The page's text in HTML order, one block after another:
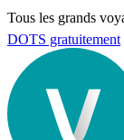
Tous les grands
DOTS gratuitement